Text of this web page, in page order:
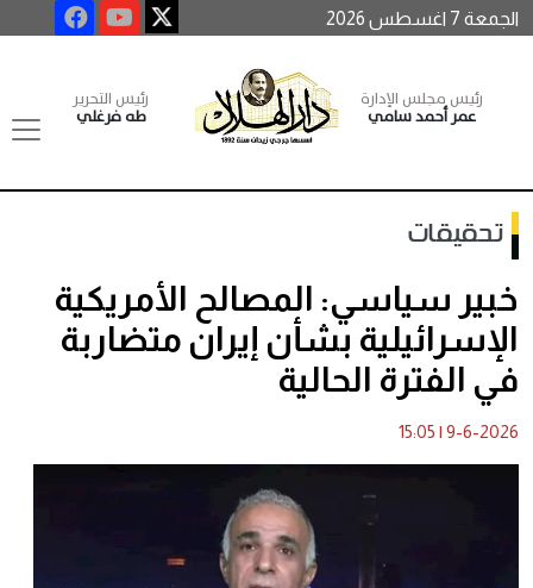
الجمعة 7 اغسطس 2026
رئيس مجلس الإدارة
عمر أحمد سامي
رئيس التحرير
طه فرغلي
تحقيقات
خبير سياسي: المصالح الأمريكية
الإسرائيلية بشأن إيران متضاربة
في الفترة الحالية
9-6-2026
|
15:05